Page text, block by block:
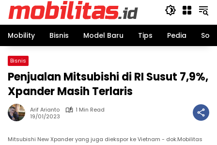
Mobility Bisnis Model Baru Tips Pedia
Bisnis
Penjualan Mitsubishi di RI Susut 7,9%,
Xpander Masih Terlaris
Arif Arianto
1 Min Read
19/01/2023
Mitsubishi New Xpander yang juga diekspor ke Vietnam - dok.Mobilitas